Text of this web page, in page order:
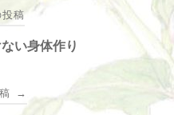
投稿
い身体作り
→